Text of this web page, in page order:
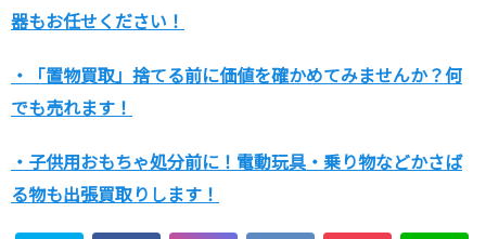
器もお任せください！
・「置物買取」捨てる前に価値を確かめてみませんか？何
でも売れます！
・子供用おもちゃ処分前に！電動玩具・乗り物などかさば
る物も出張買取りします！